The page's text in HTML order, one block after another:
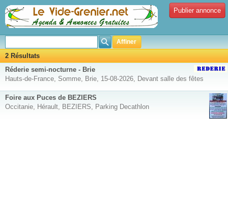
Publier annonce
Affiner
2 Résultats
Réderie semi-nocturne - Brie
Hauts-de-France, Somme, Brie, 15-08-2026, Devant salle des fêtes
Foire aux Puces de BEZIERS
Occitanie, Hérault, BEZIERS, Parking Decathlon